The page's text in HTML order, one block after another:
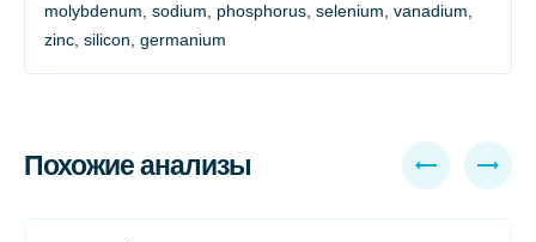
molybdenum, sodium, phosphorus, selenium, vanadium,
zinc, silicon, germanium
Похожие анализы